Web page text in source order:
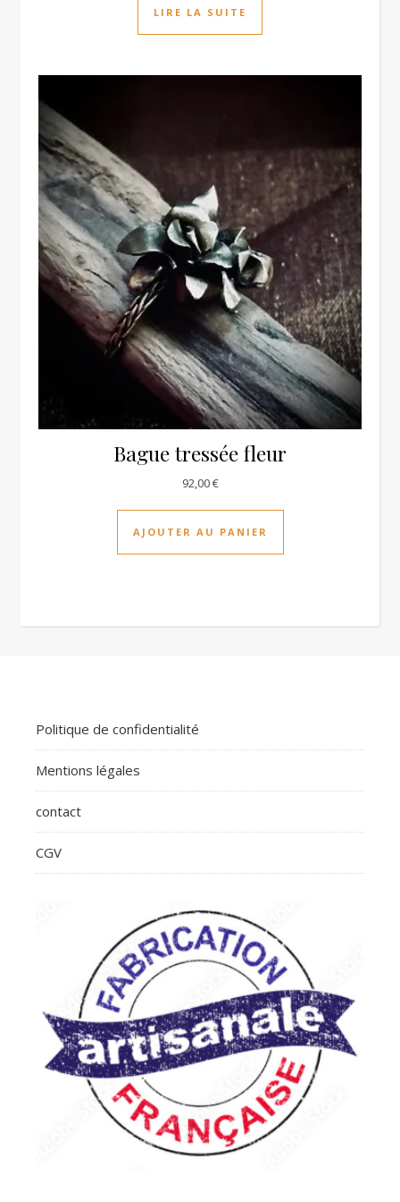
LIRE LA SUITE
Bague tressée fleur
92,00€
AJOUTER AU PANIER
Politique de confidentialité
Mentions légales
contact
CGV